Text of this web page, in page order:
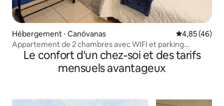
Hébergement ⋅ Canóvanas Évaluation
4,85 (46)
Appartement de 2 chambres avec WIFI et parking
gratuits à 20 minutes de SJU
Le confort d'un chez-soi et des tarifs
mensuels avantageux